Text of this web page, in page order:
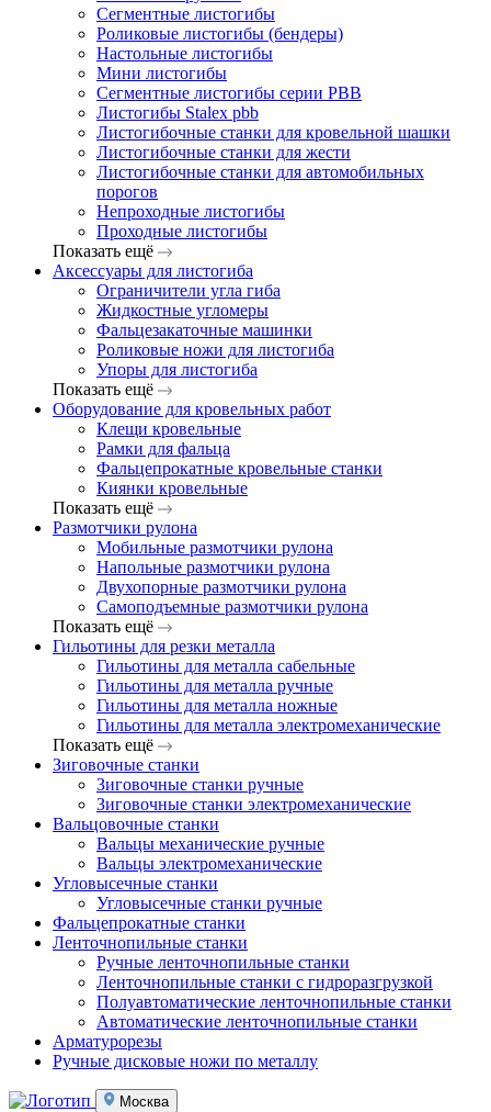
Сегментные листогибы
Роликовые листогибы (бендеры)
Настольные листогибы
Мини листогибы
Сегментные листогибы серии PBB
Листогибы Stalex pbb
Листогибочные станки для кровельной шашки
Листогибочные станки для жести
Листогибочные станки для автомобильных
порогов
Непроходные листогибы
Проходные листогибы
Показать ещё
Аксессуары для листогиба
Ограничители угла гиба
Жидкостные угломеры
Фальцезакаточные машинки
Роликовые ножи для листогиба
Упоры для листогиба
Показать ещё
Оборудование для кровельных работ
Клещи кровельные
Рамки для фальца
Фальцепрокатные кровельные станки
Киянки кровельные
Показать ещё
Размотчики рулона
Мобильные размотчики рулона
Напольные размотчики рулона
Двухопорные размотчики рулона
Самоподъемные размотчики рулона
Показать ещё
Гильотины для резки металла
Гильотины для металла сабельные
Гильотины для металла ручные
Гильотины для металла ножные
Гильотины для металла электромеханические
Показать ещё
Зиговочные станки
Зиговочные станки ручные
Зиговочные станки электромеханические
Вальцовочные станки
Вальцы механические ручные
Вальцы электромеханические
Угловысечные станки
Угловысечные станки ручные
Фальцепрокатные станки
Ленточнопильные станки
Ручные ленточнопильные станки
Ленточнопильные станки с гидроразгрузкой
Полуавтоматические ленточнопильные станки
Автоматические ленточнопильные станки
Арматурорезы
Ручные дисковые ножи по металлу
Москва